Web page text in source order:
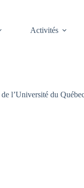
Activités
l’Université du